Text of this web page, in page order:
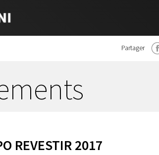
Partager
REVESTIR 2017